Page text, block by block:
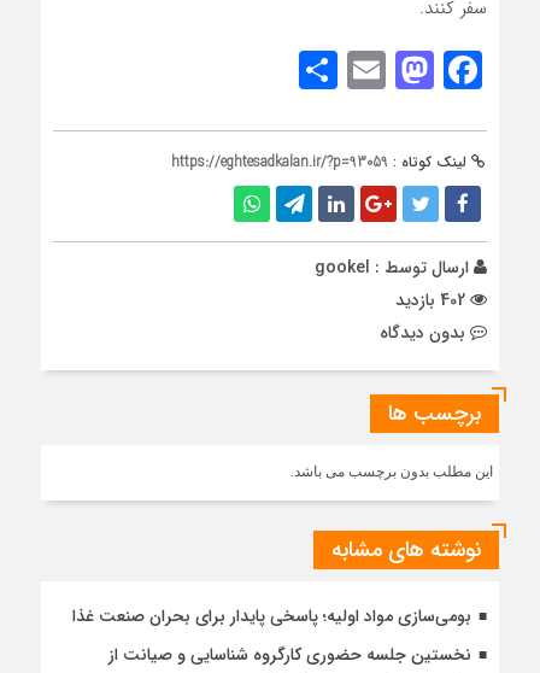
سفر کنند.
Facebook
Mastodon
Email
لینک کوتاه : https://eghtesadkalan.ir/?p=93059
ارسال توسط : gookel
بدون دیدگاه
برچسب ها
این مطلب بدون برچسب می باشد.
نوشته های مشابه
بومی‌سازی مواد اولیه؛ پاسخی پایدار برای بحران صنعت غذا
نخستین جلسه حضوری کارگروه شناسایی و صیانت از